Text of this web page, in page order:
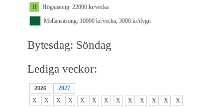
H
Högsäsong: 22000 kr/vecka
M1
Mellansäsong: 10000 kr/vecka, 3000 kr/dygn
Bytesdag: Söndag
Lediga veckor:
2026
2027
X
X X X X X X X X X X X
X